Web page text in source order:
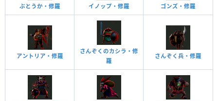
ぶとうか・修羅 イノップ・修羅 ゴンズ・修羅
アントリア・修羅
さんぞくのカシラ・修
羅
さんぞく兵・修羅